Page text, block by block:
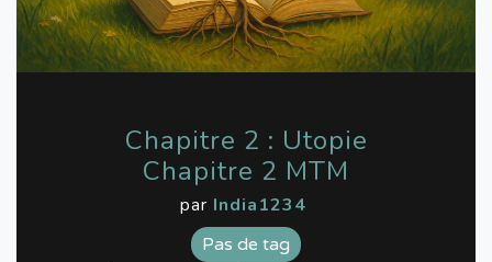
Chapitre 2 : Utopie
Chapitre 2 MTM
par India1234
Pas de tag